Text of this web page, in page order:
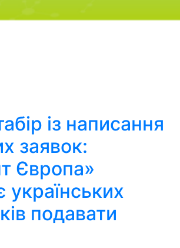
із написання
заявок:
Європа»
українських
подавати